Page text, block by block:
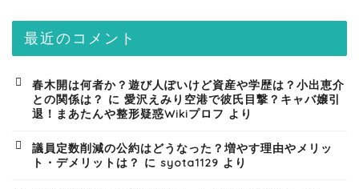
最近のコメント
春木開は何者か？遊び人ぽいけど資産や学歴は？小出恵介
との関係は？ に 愛沢えみり空港で彼氏目撃？キャバ嬢引
退！まあたんや整形疑惑Wikiプロフ より
議員定数削減の公約はどうなった？増やす理由やメリッ
ト・デメリットは？ に syota1129 より